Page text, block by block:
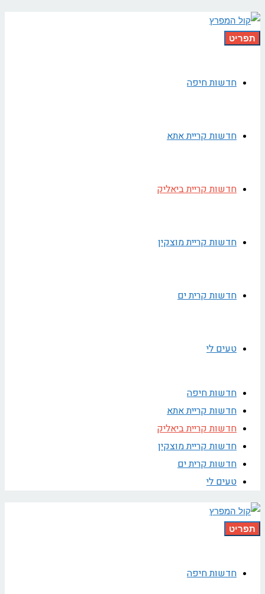
תפריט
חדשות חיפה
חדשות קריית אתא
חדשות קריית ביאליק
חדשות קריית מוצקין
חדשות קרית ים
טעים לי
חדשות חיפה
חדשות קריית אתא
חדשות קריית ביאליק
חדשות קריית מוצקין
חדשות קרית ים
טעים לי
תפריט
חדשות חיפה